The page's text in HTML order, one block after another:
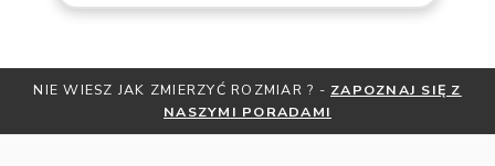
SIĘ Z
OTRZYMAJ BEZPŁATNĄ MIARKĘ
ZNIŻKIZAPISZ SIĘ DO